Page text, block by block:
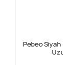
Pebeo Siyah